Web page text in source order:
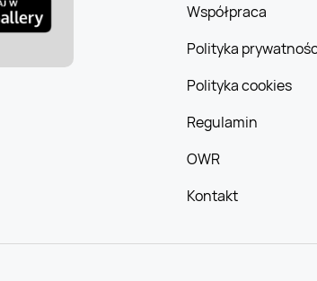
Współpraca
Polityka
Polityka cookies
Regulamin
OWR
Kontakt